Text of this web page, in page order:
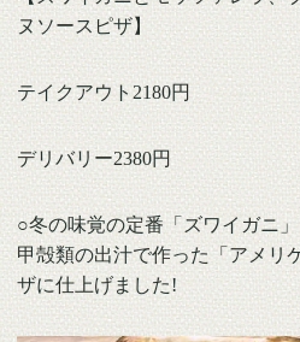
ヌソースピザ】
テイクアウト2180円
デリバリー2380円
○冬の味覚の定番「ズワイガニ
甲殻類の出汁で作った「アメリ
ザに仕上げました!